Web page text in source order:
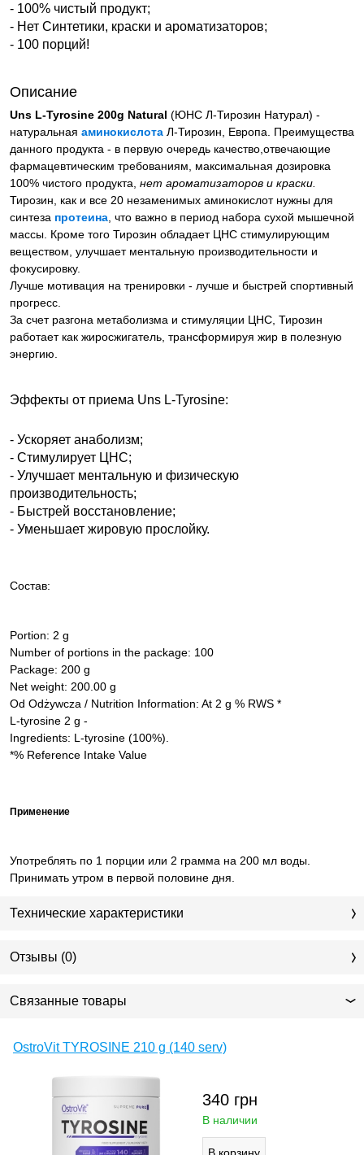
- 100% чистый продукт;
- Нет Синтетики, краски и ароматизаторов;
- 100 порций!
Описание
Uns L-Tyrosine 200g Natural (ЮНС Л-Тирозин Натурал) -
натуральная аминокислота Л-Тирозин, Европа. Преимущества
данного продукта - в первую очередь качество,отвечающие
фармацевтическим требованиям, максимальная дозировка
100% чистого продукта, нет ароматизаторов и краски.
Тирозин, как и все 20 незаменимых аминокислот нужны для
синтеза протеина, что важно в период набора сухой мышечной
массы. Кроме того Тирозин обладает ЦНС стимулирующим
веществом, улучшает ментальную производительности и
фокусировку.
Лучше мотивация на тренировки - лучше и быстрей спортивный
прогресс.
За счет разгона метаболизма и стимуляции ЦНС, Тирозин
работает как жиросжигатель, трансформируя жир в полезную
энергию.
Эффекты от приема Uns L-Tyrosine:
- Ускоряет анаболизм;
- Стимулирует ЦНС;
- Улучшает ментальную и физическую
производительность;
- Быстрей восстановление;
- Уменьшает жировую прослойку.
Состав:
Portion: 2 g
Number of portions in the package: 100
Package: 200 g
Net weight: 200.00 g
Od Odżywcza / Nutrition Information: At 2 g % RWS *
L-tyrosine 2 g -
Ingredients: L-tyrosine (100%).
*% Reference Intake Value
Применение
Употреблять по 1 порции или 2 грамма на 200 мл воды.
Принимать утром в первой половине дня.
Технические характеристики
Отзывы (0)
Связанные товары
OstroVit TYROSINE 210 g (140 serv)
340 грн
В наличии